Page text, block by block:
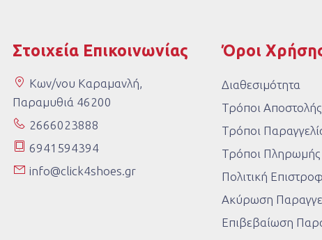
Στοιχεία Επικοινωνίας
Κων/νου Καραμανλή,
Παραμυθιά 46200
2666023888
6941594394
info@click4shoes.gr
Όροι
Διαθεσιμότητα
Τρόποι Αποστολής
Τρόποι
Τρόποι Πληρωμής
Πολιτική
Ακύρωση
Επιβεβαίωση